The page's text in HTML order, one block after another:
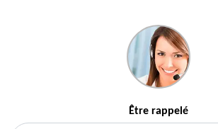
Être rappelé